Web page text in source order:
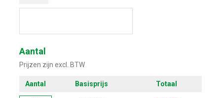
Aantal
Prijzen zijn excl. BTW
Aantal Basisprijs Totaal